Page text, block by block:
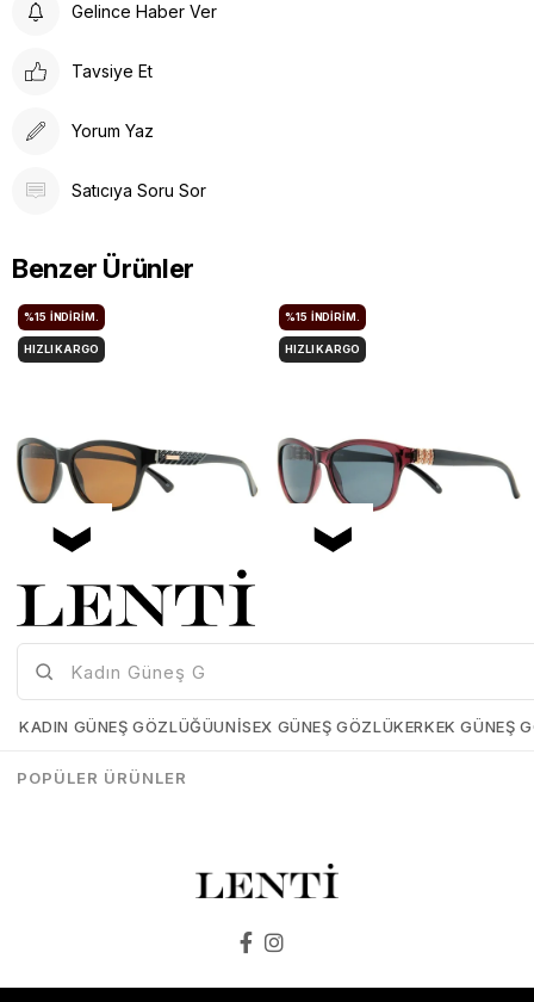
Gelince Haber Ver
Tavsiye Et
Yorum Yaz
Satıcıya Soru Sor
Benzer Ürünler
Mia-Maria-OF127-C2-56
%15 İNDIRIM.
HIZLI KARGO
Mia-Maria-OF126-C3-56
%15 İNDIRIM.
HIZLI KARGO
KADIN GÜNEŞ GÖZLÜĞÜUNISEX GÜNEŞ GÖZLÜKERKEK GÜNEŞ
POPÜLER ÜRÜNLER